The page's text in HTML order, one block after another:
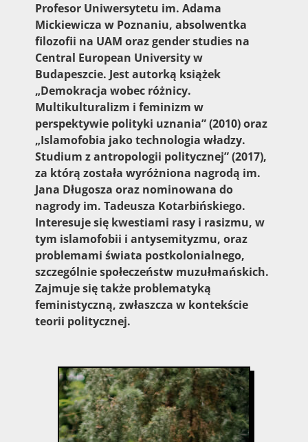
Profesor Uniwersytetu im. Adama
Mickiewicza w Poznaniu, absolwentka
filozofii na UAM oraz gender studies na
Central European University w
Budapeszcie. Jest autorką książek
„Demokracja wobec różnicy.
Multikulturalizm i feminizm w
perspektywie polityki uznania” (2010) oraz
„Islamofobia jako technologia władzy.
Studium z antropologii politycznej” (2017),
za którą została wyróżniona nagrodą im.
Jana Długosza oraz nominowana do
nagrody im. Tadeusza Kotarbińskiego.
Interesuje się kwestiami rasy i rasizmu, w
tym islamofobii i antysemityzmu, oraz
problemami świata postkolonialnego,
szczególnie społeczeństw muzułmańskich.
Zajmuje się także problematyką
feministyczną, zwłaszcza w kontekście
teorii politycznej.